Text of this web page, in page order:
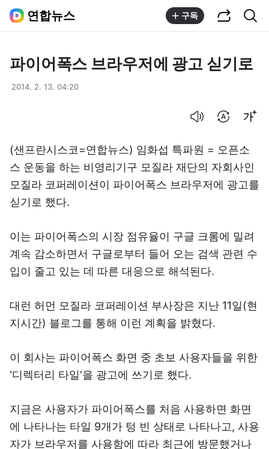
연합뉴스 구독
파이어폭스 브라우저에 광고 싣기로
2014. 2. 13. 04:20
(샌프란시스코=연합뉴스) 임화섭 특파원 = 오픈소
스 운동을 하는 비영리기구 모질라 재단의 자회사인
모질라 코퍼레이션이 파이어폭스 브라우저에 광고를
싣기로 했다.
이는 파이어폭스의 시장 점유율이 구글 크롬에 밀려
계속 감소하면서 구글로부터 들어 오는 검색 관련 수
입이 줄고 있는 데 따른 대응으로 해석된다.
대런 허먼 모질라 코퍼레이션 부사장은 지난 11일(현
지시간) 블로그를 통해 이런 계획을 밝혔다.
이 회사는 파이어폭스 화면 중 초보 사용자들을 위한
'디렉터리 타일'을 광고에 쓰기로 했다.
지금은 사용자가 파이어폭스를 처음 사용하면 화면
에 나타나는 타일 9개가 텅 빈 상태로 나타나고, 사용
자가 브라우저를 사용함에 따라 최근에 방문했거나